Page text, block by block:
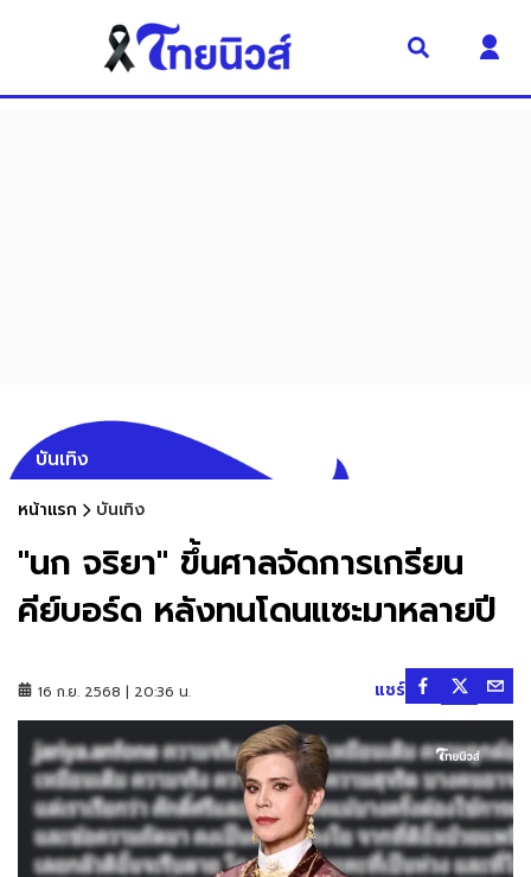
บันเทิง
หน้าแรก บันเทิง
"นก จริยา" ขึ้นศาลจัดการเกรียน
คีย์บอร์ด หลังทนโดนแซะมาหลายปี
16 ก.ย. 2568 | 20:36 น. แชร์